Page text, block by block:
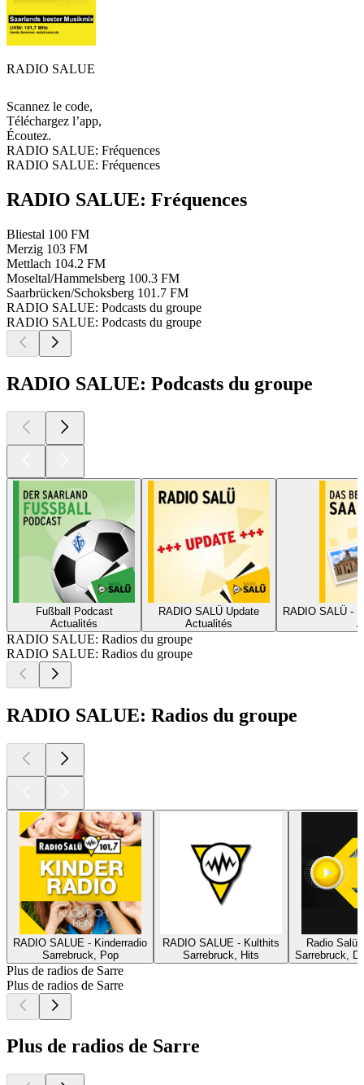
RADIO SALUE
Scannez le code,
Téléchargez l’app,
Écoutez.
RADIO SALUE: Fréquences
RADIO SALUE: Fréquences
RADIO SALUE: Fréquences
Bliestal 100 FM
Merzig 103 FM
Mettlach 104.2 FM
Moseltal/Hammelsberg 100.3 FM
Saarbrücken/Schoksberg 101.7 FM
RADIO SALUE: Podcasts du groupe
RADIO SALUE: Podcasts du groupe
RADIO SALUE: Podcasts du groupe
Fußball Podcast
Actualités
RADIO SALÜ Update
Actualités
RADIO SALUE: Radios du groupe
RADIO SALUE: Radios du groupe
RADIO SALUE: Radios du groupe
RADIO SALUE - Kinderradio
Sarrebruck, Pop
RADIO SALUE - Kulthits
Sarrebruck, Hits
Radio Salü
Sarrebruck,
Plus de radios de Sarre
Plus de radios de Sarre
Plus de radios de Sarre